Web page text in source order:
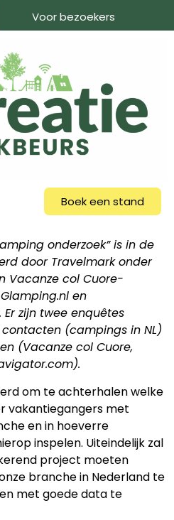
Voor bezoekers
Boek een stand
onderzoek” is in de
door Travelmark onder
Vacanze col Cuore-
en
zijn twee enquêtes
(campings in NL)
(Vacanze col Cuore,
om te achterhalen welke
vakantiegangers met
en in hoeverre
inspelen. Uiteindelijk zal
project moeten
branche in Nederland te
met goede data te